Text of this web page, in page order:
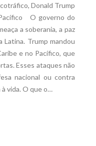
Donald Trump
O governo do
a soberania, a paz
Latina. Trump mandou
e no Pacífico, que
Esses ataques não
nacional ou contra
vida. O que o…